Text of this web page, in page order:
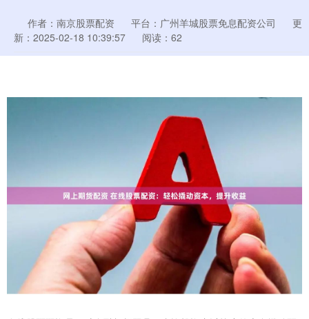
作者：南京股票配资 平台：广州羊城股票免息配资公司
更
新：2025-02-18 10:39:57
阅读：62